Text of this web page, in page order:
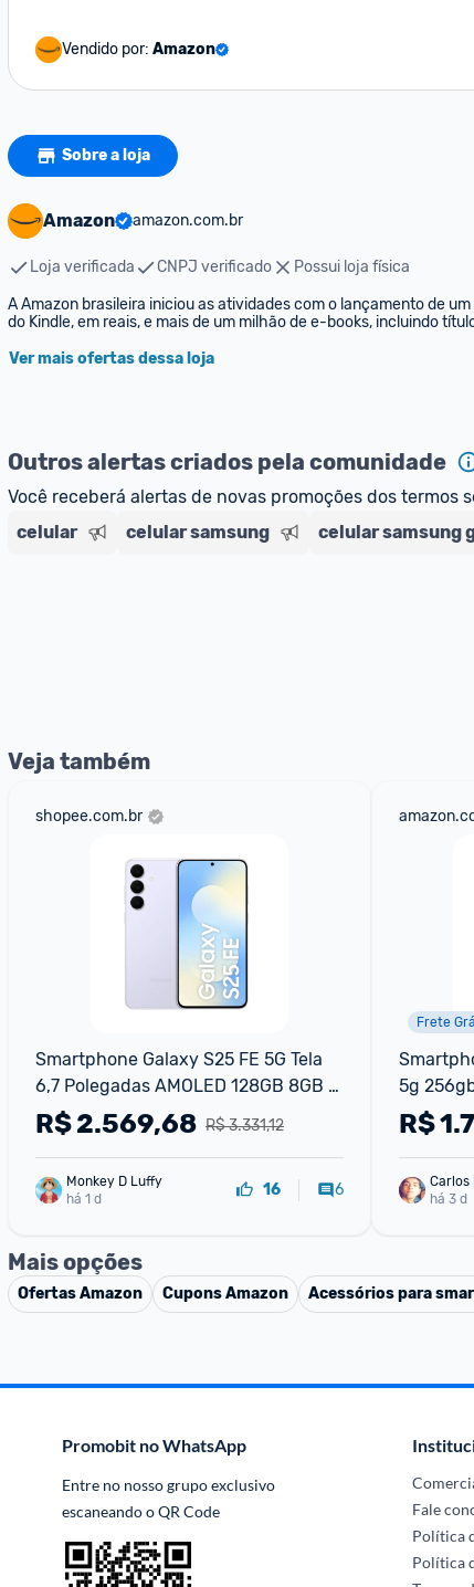
Vendido por: Amazon
Sobre a loja
Amazon amazon.com.br
Loja verificada CNPJ verificado
Possui loja física
A Amazon brasileira iniciou as atividades com o lançamento de
do Kindle, em reais, e mais de um milhão de e-books, incluindo
Ver mais ofertas dessa loja
Outros alertas criados pela comunidade
Você receberá alertas de novas promoções dos termos
celular
celular samsung celular samsung
Veja também
shopee.com.br
Smartphone Galaxy S25 FE 5G Tela
6,7 Polegadas AMOLED 128GB 8GB
RAM Câmera 50MP Samsung
R$ 3.331,12
R$2.569,68
Monkey D Luffy
há 1 d
16 6
Frete
5g
De Até
R$
Carlos
há 3 d
Mais opções
OfertasAmazon CuponsAmazon Acessórios para
Promobit no WhatsApp
Entre no nosso grupo exclusivo
escaneando o QR Code
Fale
Política
Política